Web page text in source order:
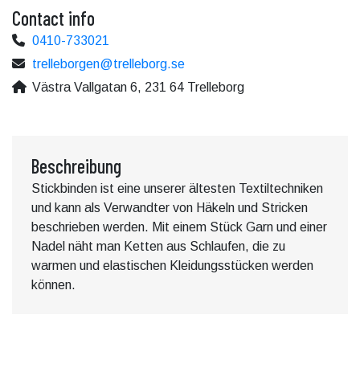
Contact info
0410-733021
trelleborgen@trelleborg.se
Västra Vallgatan 6, 231 64 Trelleborg
Beschreibung
Stickbinden ist eine unserer ältesten Textiltechniken
und kann als Verwandter von Häkeln und Stricken
beschrieben werden. Mit einem Stück Garn und einer
Nadel näht man Ketten aus Schlaufen, die zu
warmen und elastischen Kleidungsstücken werden
können.